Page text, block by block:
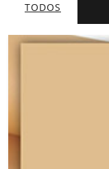
TODOS